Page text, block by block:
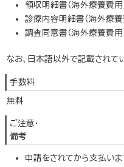
領収明細書（海外療養費用
診療内容明細書（海外療養
調査同意書（海外療養費用
なお、日本語以外で記載されて
手数料
無料
ご注意・
備考
申請をされてから支払いま